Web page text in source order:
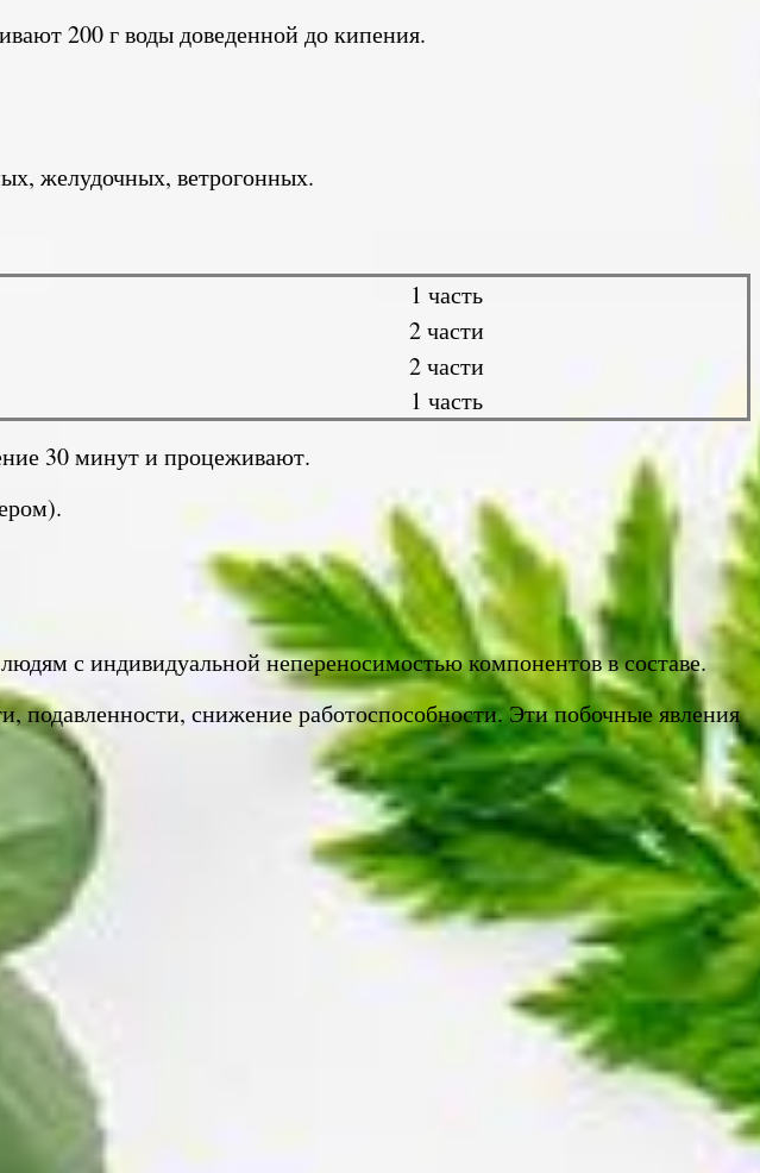
200 г воды доведенной до кипения.
желудочных, ветрогонных.
1 часть
2 части
2 части
1 часть
30 минут и процеживают.
с индивидуальной непереносимостью компонентов в составе.
снижение работоспособности. Эти побочные явления